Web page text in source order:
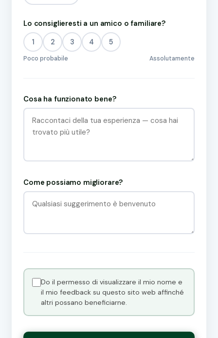
Lo consiglieresti a un amico o familiare?
1 2 3 4 5
Poco probabile Assolutamente
Cosa ha funzionato bene?
Come possiamo migliorare?
Do il permesso di visualizzare il mio nome e
il mio feedback su questo sito web affinché
altri possano beneficiarne.